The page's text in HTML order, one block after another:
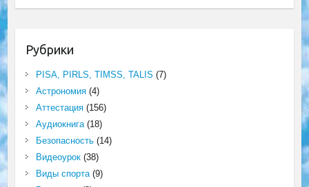
Рубрики
PISA, PIRLS, TIMSS, TALIS (7)
Астрономия(4)
Аттестация(156)
Аудиокнига(18)
Безопасность(14)
Видеоурок(38)
Виды спорта(9)